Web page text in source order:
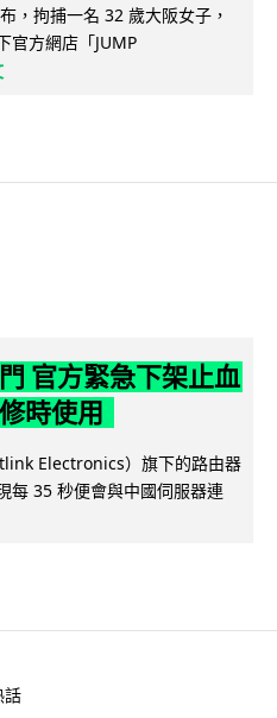
，拘捕一名 32 歲大阪女子，
官方網店「JUMP
官方緊急下架止血
時使用
Electronics）旗下的路由器
每 35 秒便會與中國伺服器連
話